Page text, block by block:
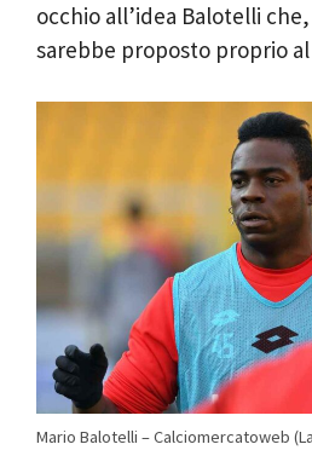
occhio all’idea Balotelli
sarebbe proposto proprio
Mario Balotelli – Calciomercatoweb